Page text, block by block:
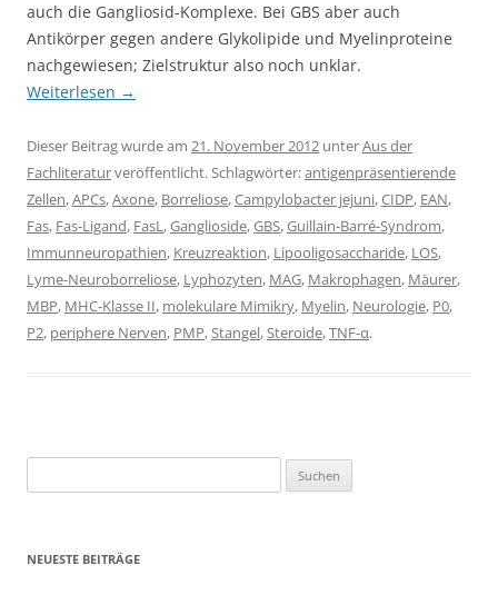
auch die Gangliosid-Komplexe. Bei GBS aber auch
Antikörper gegen andere Glykolipide und Myelinproteine
nachgewiesen; Zielstruktur also noch unklar.
Weiterlesen →
Dieser Beitrag wurde am 21. November 2012 unterAus der
Fachliteraturveröffentlicht. Schlagwörter:antigenpräsentierende
Zellen,APCs,Axone, Borreliose,Campylobacter jejuni,CIDP, EAN,
Fas, Fas-Ligand, FasL,Ganglioside,GBS,Guillain-Barré-Syndrom,
Immunneuropathien, Kreuzreaktion, Lipooligosaccharide, LOS,
Lyme-Neuroborreliose, Lyphozyten, MAG, Makrophagen, Mäurer,
MBP, MHC-Klasse II, molekulare Mimikry, Myelin, Neurologie, P0,
P2, periphere Nerven, PMP,Stangel,Steroide,TNF-α.
nach:
NEUESTE BEITRÄGE